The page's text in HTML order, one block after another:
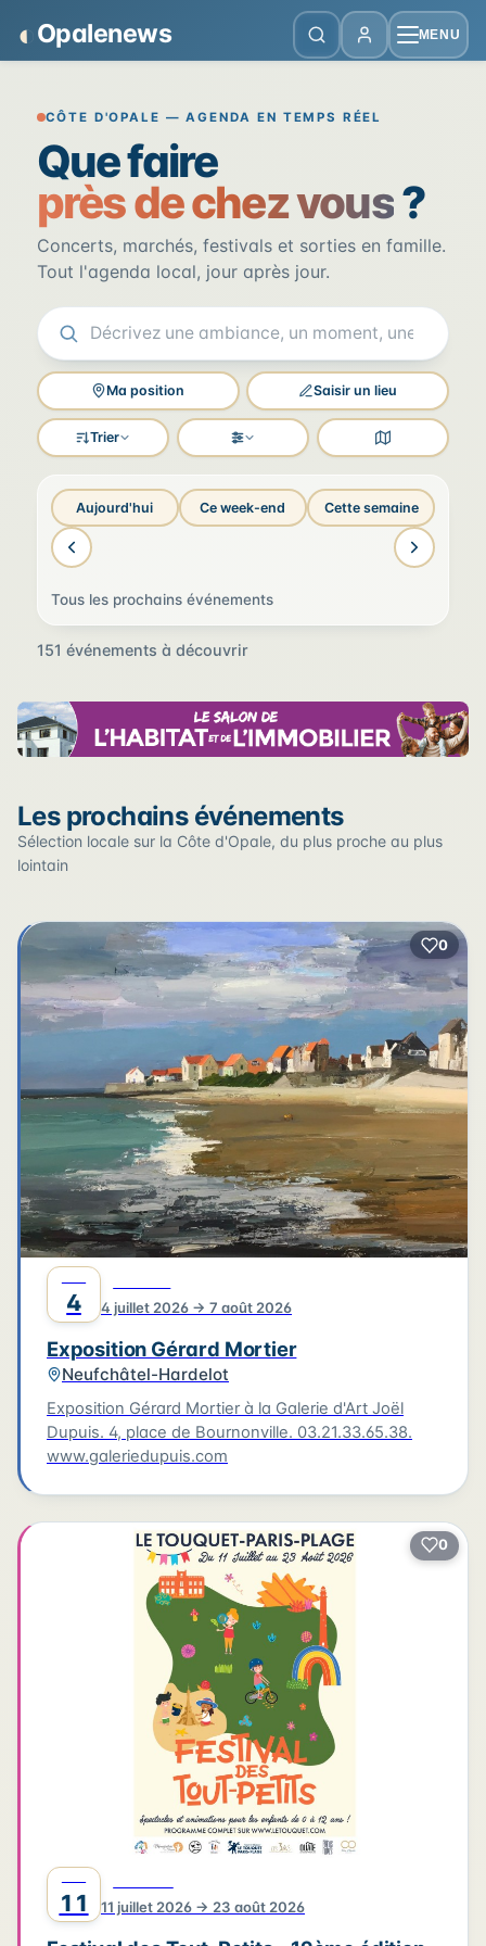
◐ Opalenews MENU
Opalenews — Événements de la
CÔTE D'OPALE — AGENDA EN TEMPS RÉEL
Que faire
près de chez vous?
Concerts, marchés, festivals et sorties en famille.
Tout l'agenda local, jour après jour.
Ma position Saisir un lieu
Trier Filtres Voir la carte
Aujourd'hui Ce week-end Cette semaine
Tous les prochains événements
151 événements à découvrir
Cliquez sur un pin pour voir l'événement — les lieux qui
en accueillent plusieurs sont regroupés.
3
2
2
4
12
2
2 3
6
17
22
2
2
3
2
+
−
Leaflet|©OpenStreetMap©CARTO
Les prochains événements
Sélection locale sur la Côte d'Opale, du plus proche au plus
lointain
0
4 4 juillet 2026 → 7 août 2026
Exposition Gérard Mortier
Neufchâtel-Hardelot
Exposition Gérard Mortier à la Galerie d'Art Joël
Dupuis. 4, place de Bournonville. 03.21.33.65.38.
www.galeriedupuis.com
0
11 11 juillet 2026 → 23 août 2026